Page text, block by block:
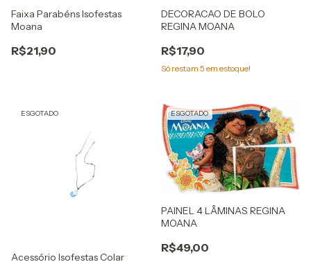
Faixa Parabéns Isofestas
Moana
R$21,90
DECORACAO DE BOLO
REGINA MOANA
R$17,90
Só restam 5 em estoque!
ESGOTADO
Acessório Isofestas Colar
ESGOTADO
PAINEL 4 LÂMINAS REGINA
MOANA
R$49,00